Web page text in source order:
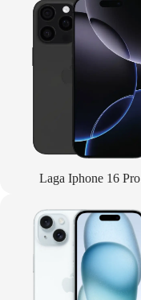
Laga Iphone 16 Pro